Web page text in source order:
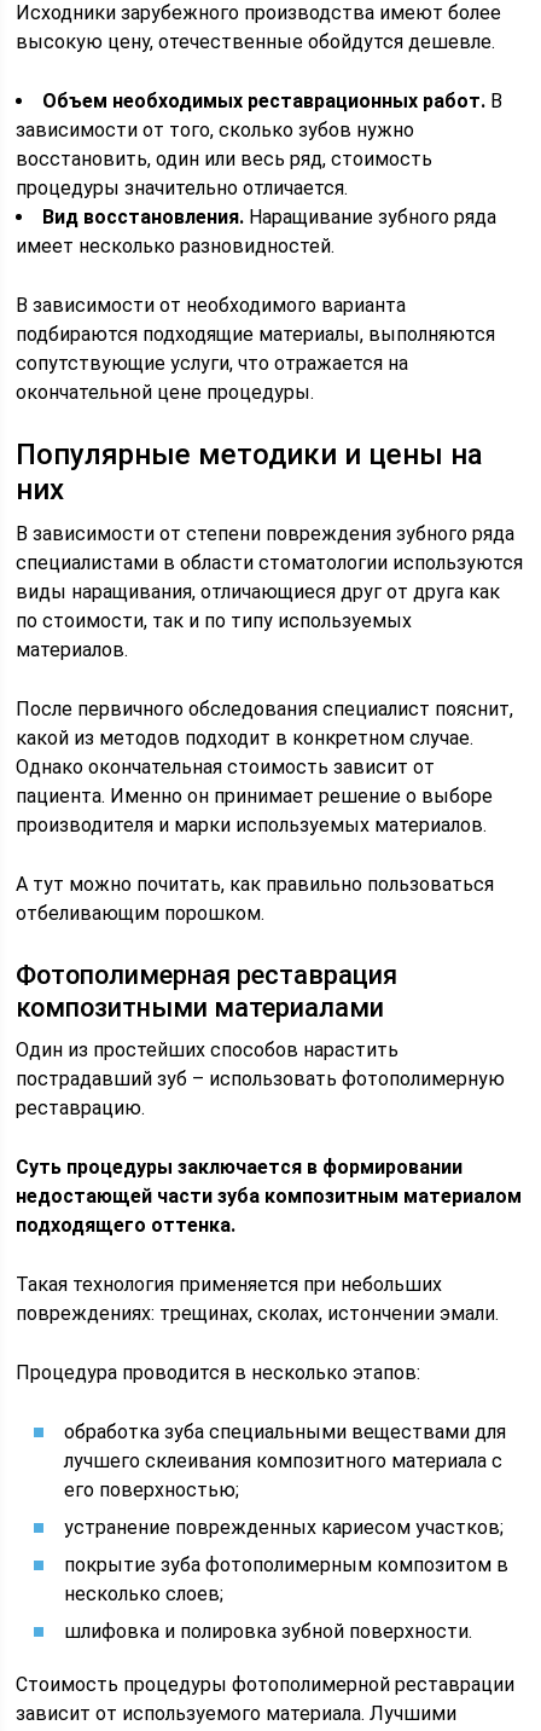
Исходники зарубежного производства имеют более
высокую цену, отечественные обойдутся дешевле.
Объем необходимых реставрационных работ. В
зависимости от того, сколько зубов нужно
восстановить, один или весь ряд, стоимость
процедуры значительно отличается.
Вид восстановления. Наращивание зубного ряда
имеет несколько разновидностей.
В зависимости от необходимого варианта
подбираются подходящие материалы, выполняются
сопутствующие услуги, что отражается на
окончательной цене процедуры.
Популярные методики и цены на
них
В зависимости от степени повреждения зубного ряда
специалистами в области стоматологии используются
виды наращивания, отличающиеся друг от друга как
по стоимости, так и по типу используемых
материалов.
После первичного обследования специалист пояснит,
какой из методов подходит в конкретном случае.
Однако окончательная стоимость зависит от
пациента. Именно он принимает решение о выборе
производителя и марки используемых материалов.
А тут можно почитать, как правильно пользоваться
отбеливающим порошком.
Фотополимерная реставрация
композитными материалами
Один из простейших способов нарастить
пострадавший зуб – использовать фотополимерную
реставрацию.
Суть процедуры заключается в формировании
недостающей части зуба композитным материалом
подходящего оттенка.
Такая технология применяется при небольших
повреждениях: трещинах, сколах, истончении эмали.
Процедура проводится в несколько этапов:
обработка зуба специальными веществами для
лучшего склеивания композитного материала с
его поверхностью;
устранение поврежденных кариесом участков;
покрытие зуба фотополимерным композитом в
несколько слоев;
шлифовка и полировка зубной поверхности.
Стоимость процедуры фотополимерной реставрации
зависит от используемого материала. Лучшими